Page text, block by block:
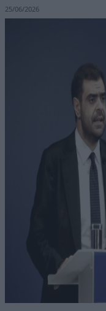
25/06/2026